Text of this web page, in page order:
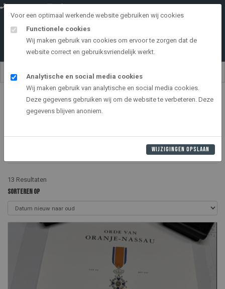
Voor een optimaal werkende website gebruiken wij cookies
Functionele cookies
Wij maken gebruik van cookies om ervoor te zorgen dat de
website correct en gebruiksvriendelijk werkt.
Analytische en social media cookies
Wij maken gebruik van analytische en social media cookies.
Deze gegevens gebruiken wij om de website te verbeteren. Deze
gegevens blijven anoniem.
WIJZIGINGEN OPSLAAN
0528 264151 info@onderdemolen.nl
HET LAATSTE NIEUWS
13 Resultaten
Sorteren op